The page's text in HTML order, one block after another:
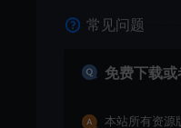
常见问题
免费下载或
本站所有资源